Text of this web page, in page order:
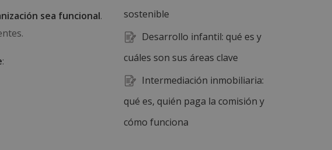
sea funcional.
:
sostenible
Desarrollo infantil: qué es y
cuáles son sus áreas clave
Intermediación inmobiliaria:
qué es, quién paga la comisión y
cómo funciona